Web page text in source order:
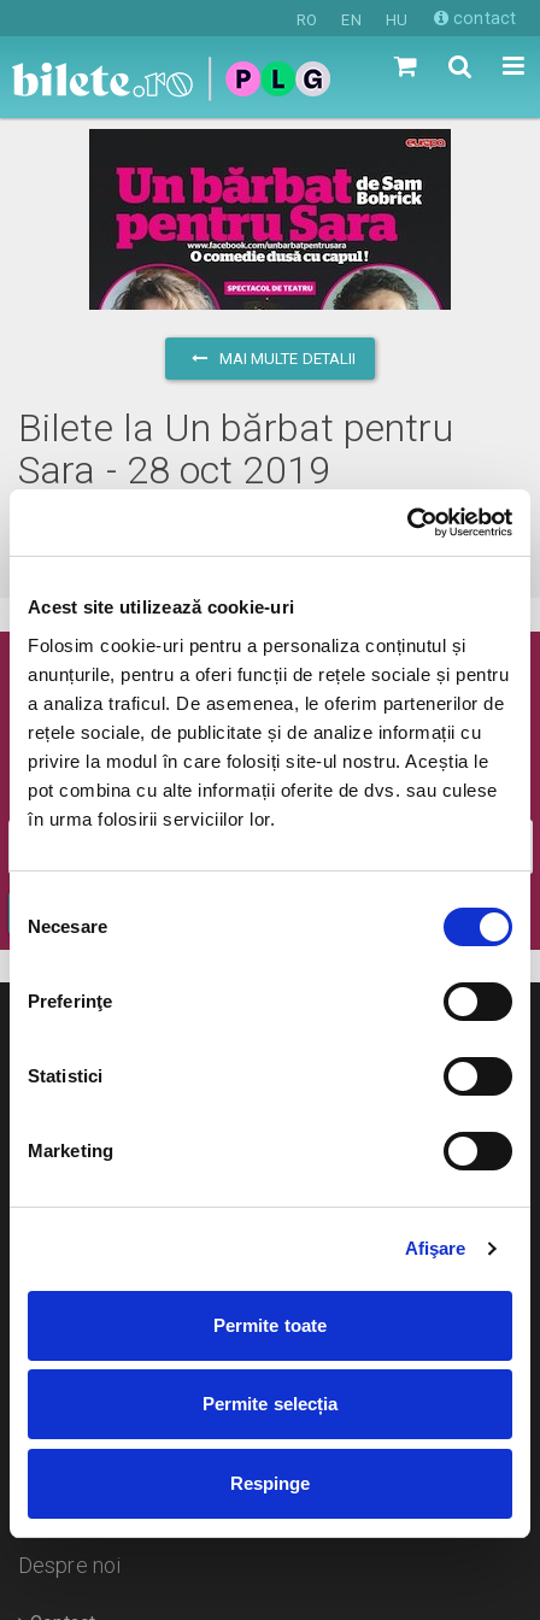
Acest site utilizează cookie-uri
Folosim cookie-uri pentru a personaliza conținutul și
anunțurile, pentru a oferi funcții de rețele sociale și pentru
a analiza traficul. De asemenea, le oferim partenerilor de
rețele sociale, de publicitate și de analize informații cu
privire la modul în care folosiți site-ul nostru. Aceștia le
pot combina cu alte informații oferite de dvs. sau culese
în urma folosirii serviciilor lor.
consimțământului
Necesare
Preferinţe
Statistici
Marketing
Afişare
Permite toate
Permite selecția
Respinge
RO EN HU contact
MAI MULTE DETALII
Bilete la Un bărbat pentru
Sara - 28 oct 2019
Iasi, Teatrul Vasile Alecsandrivezi pe harta
Newsletter @ Bilete.ro
Oferte exclusive si o editie saptamanala cu cele mai noi
evenimente.
Email
Plata online sau cash
Livrare prin curier
Duplicare bilete
Concerte si
Despre noi